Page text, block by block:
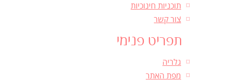
תוכניות חינוכיות
צור קשר
תפריט פנימי
גלריה
מפת האתר